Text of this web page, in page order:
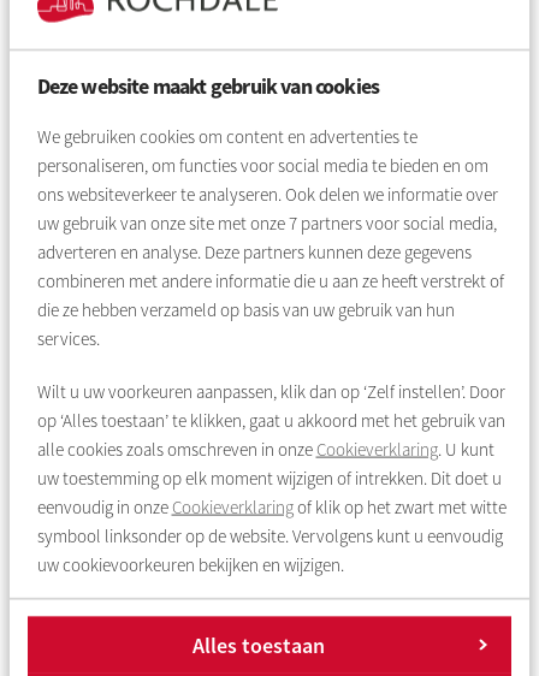
Deze website maakt gebruik van cookies
We gebruiken cookies om content en advertenties te
personaliseren, om functies voor social media te bieden en om
ons websiteverkeer te analyseren. Ook delen we informatie over
uw gebruik van onze site met onze7 partners voor social media,
adverteren en analyse. Deze partners kunnen deze gegevens
combineren met andere informatie die u aan ze heeft verstrekt of
die ze hebben verzameld op basis van uw gebruik van hun
services.
Wilt u uw voorkeuren aanpassen, klik dan op ‘Zelf instellen’. Door
op ‘Alles toestaan’ te klikken, gaat u akkoord met het gebruik van
alle cookies zoals omschreven in onze Cookieverklaring. U kunt
uw toestemming op elk moment wijzigen of intrekken. Dit doet u
eenvoudig in onze Cookieverklaringof klik op het zwart met witte
symbool linksonder op de website. Vervolgens kunt u eenvoudig
uw cookievoorkeuren bekijken en wijzigen.
Alles toestaan
eenzaam. Ongeveer 20 procent van de oudere huurders
veel voldoening.”
Barbara en haar collega’s spraken met een aantal
negentigplussers. “Dat raakte mij echt. Ze waren scherp en het
ging gelukkig met vele van hen goed omdat ze zo’n goed
netwerk hadden. Het was een hele leuke afwisseling van mijn
werk, het voelde goed om iets te kunnen betekenen in deze
tijden.”
Inmiddels worden Barbara en haar collega’s weer volop
gebeld door huurders met allerhande vragen en verzoeken.
“Nu er weer meer mogelijk is, zetten we de schouders eronder
om bijvoorbeeld reparatieverzoeken die zijn blijven liggen
snel op te pakken.”